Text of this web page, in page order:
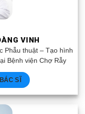
VINH
Phẫu thuật – Tạo hình
Bệnh viện Chợ Rẫy
SĨ